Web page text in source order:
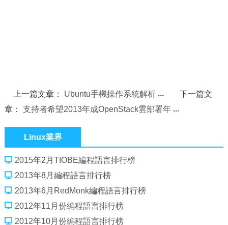
上一篇文章： Ubuntu手機操作系統解析
下一篇文
章： 支持者希望2013年成OpenStack雲部署年
Linux業界
2015年2月TIOBE編程語言排行榜
2013年8月編程語言排行榜
2013年6月RedMonk編程語言排行榜
2012年11月份編程語言排行榜
2012年10月份編程語言排行榜